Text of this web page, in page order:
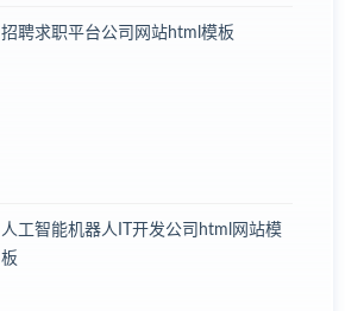
招聘求职平台公司网站html模板
人工智能机器人IT开发公司html网站模
板